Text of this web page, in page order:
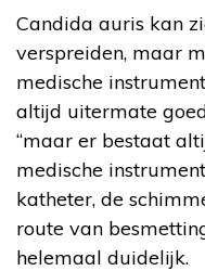
Candida auris kan
verspreiden, maar
medische
altijd uitermate
“maar er bestaat
medische
katheter, de
route van
helemaal duidelijk.